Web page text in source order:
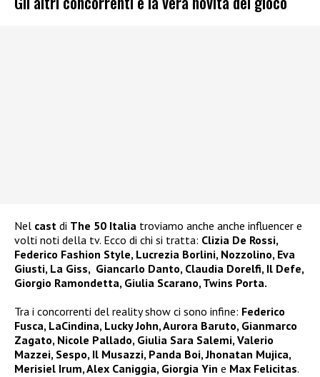
Nel cast di The 50 Italia troviamo anche anche influencer e
volti noti della tv. Ecco di chi si tratta: Clizia De Rossi,
Federico Fashion Style, Lucrezia Borlini, Nozzolino, Eva
Giusti, La Giss, Giancarlo Danto, Claudia Dorelfi, Il Defe,
Giorgio Ramondetta, Giulia Scarano, Twins Porta.
Tra i concorrenti del reality show ci sono infine: Federico
Fusca, LaCindina, Lucky John, Aurora Baruto, Gianmarco
Zagato, Nicole Pallado, Giulia Sara Salemi, Valerio
Mazzei, Sespo, Il Musazzi, Panda Boi, Jhonatan Mujica,
Merisiel Irum, Alex Caniggia, Giorgia Yin e Max Felicitas.